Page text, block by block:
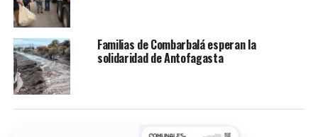
Familias de Combarbalá esperan la
solidaridad de Antofagasta